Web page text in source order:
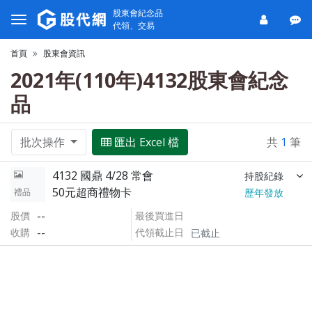
股東會紀念品
代領、交易
首頁 股東會資訊
2021年(110年)4132股東會紀念
品
批次操作 匯出 Excel 檔 共 1 筆
禮品
4132 國鼎 4/28 常會 持股紀錄
50元超商禮物卡
歷年發放
股價
--
收購 --
最後買進日
代領截止日
已截止